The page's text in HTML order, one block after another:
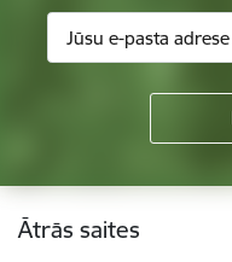
Kājene
Ātrās saites